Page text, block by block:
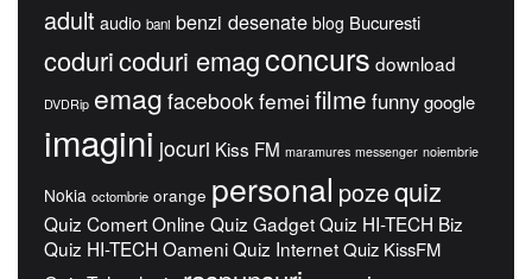
adult audio bani benzi desenate blog Bucuresti
coduricoduri emagconcurs download
DVDRip emag facebook femei filme funny google
imagini jocuri Kiss FM maramures messenger noiembrie
Nokia octombrie orange personal pozequiz
Quiz Comert Online Quiz GadgetQuiz HI-TECH Biz
Quiz HI-TECH OameniQuiz Internet Quiz KissFM